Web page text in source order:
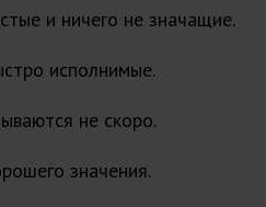
и ничего не значащие.
исполнимые.
не скоро.
значения.